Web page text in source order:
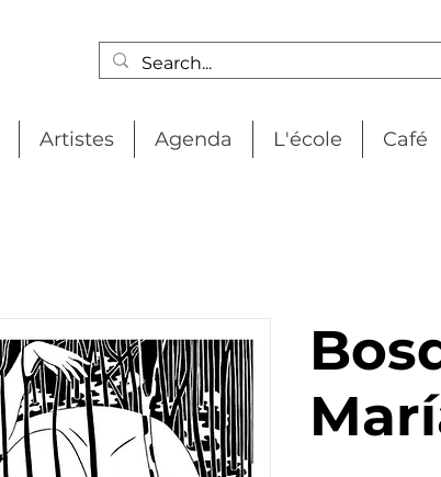
Artistes Agenda L'école Café